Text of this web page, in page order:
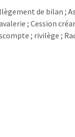
de bilan ;
; Cession
; rivilège ;